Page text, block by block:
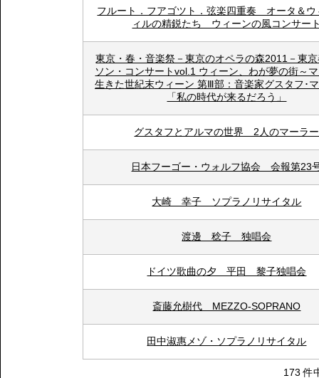
フルート．フアゴツト．弦楽四重奏 オータ＆ウ
ィルの精鋭たち ウィーンの風コンサー
東京・春・音楽祭－東京のオペラの森2011－東
ソン・コンサートvol.1 ウィーン、わが夢の街～
生きた世紀末ウィーン 第Ⅲ部：音楽家グスタフ･
「私の時代が来るだろう」
グスタフとアルマの世界 2人のマーラー
日本フーゴー・ウォルフ協会 会報第23
大崎 幸子 ソプラノリサイタル
渡邊 稔子 独唱会
ドイツ歌曲の夕 平田 黎子独唱会
斎藤允樹代 MEZZO-SOPRANO
田中淑惠メゾ・ソプラノリサイタル
173 件